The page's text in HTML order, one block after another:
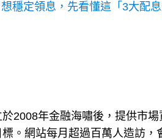
穩定領息，先看懂這「3大配息
2008年金融海嘯後，提供市
。網站每月超過百萬人造訪